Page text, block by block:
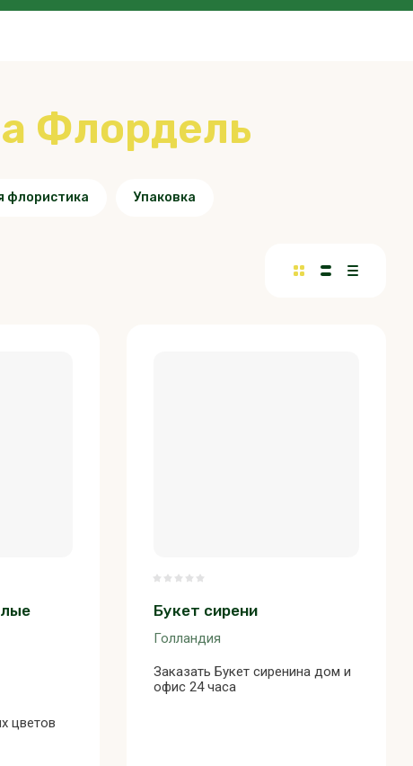
Флордель
флористика Упаковка
цветов
Букет сирени
Голландия
Заказать Букет сиренина дом и
офис 24 часа